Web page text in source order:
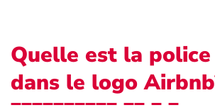
Quelle est la
dans le logo